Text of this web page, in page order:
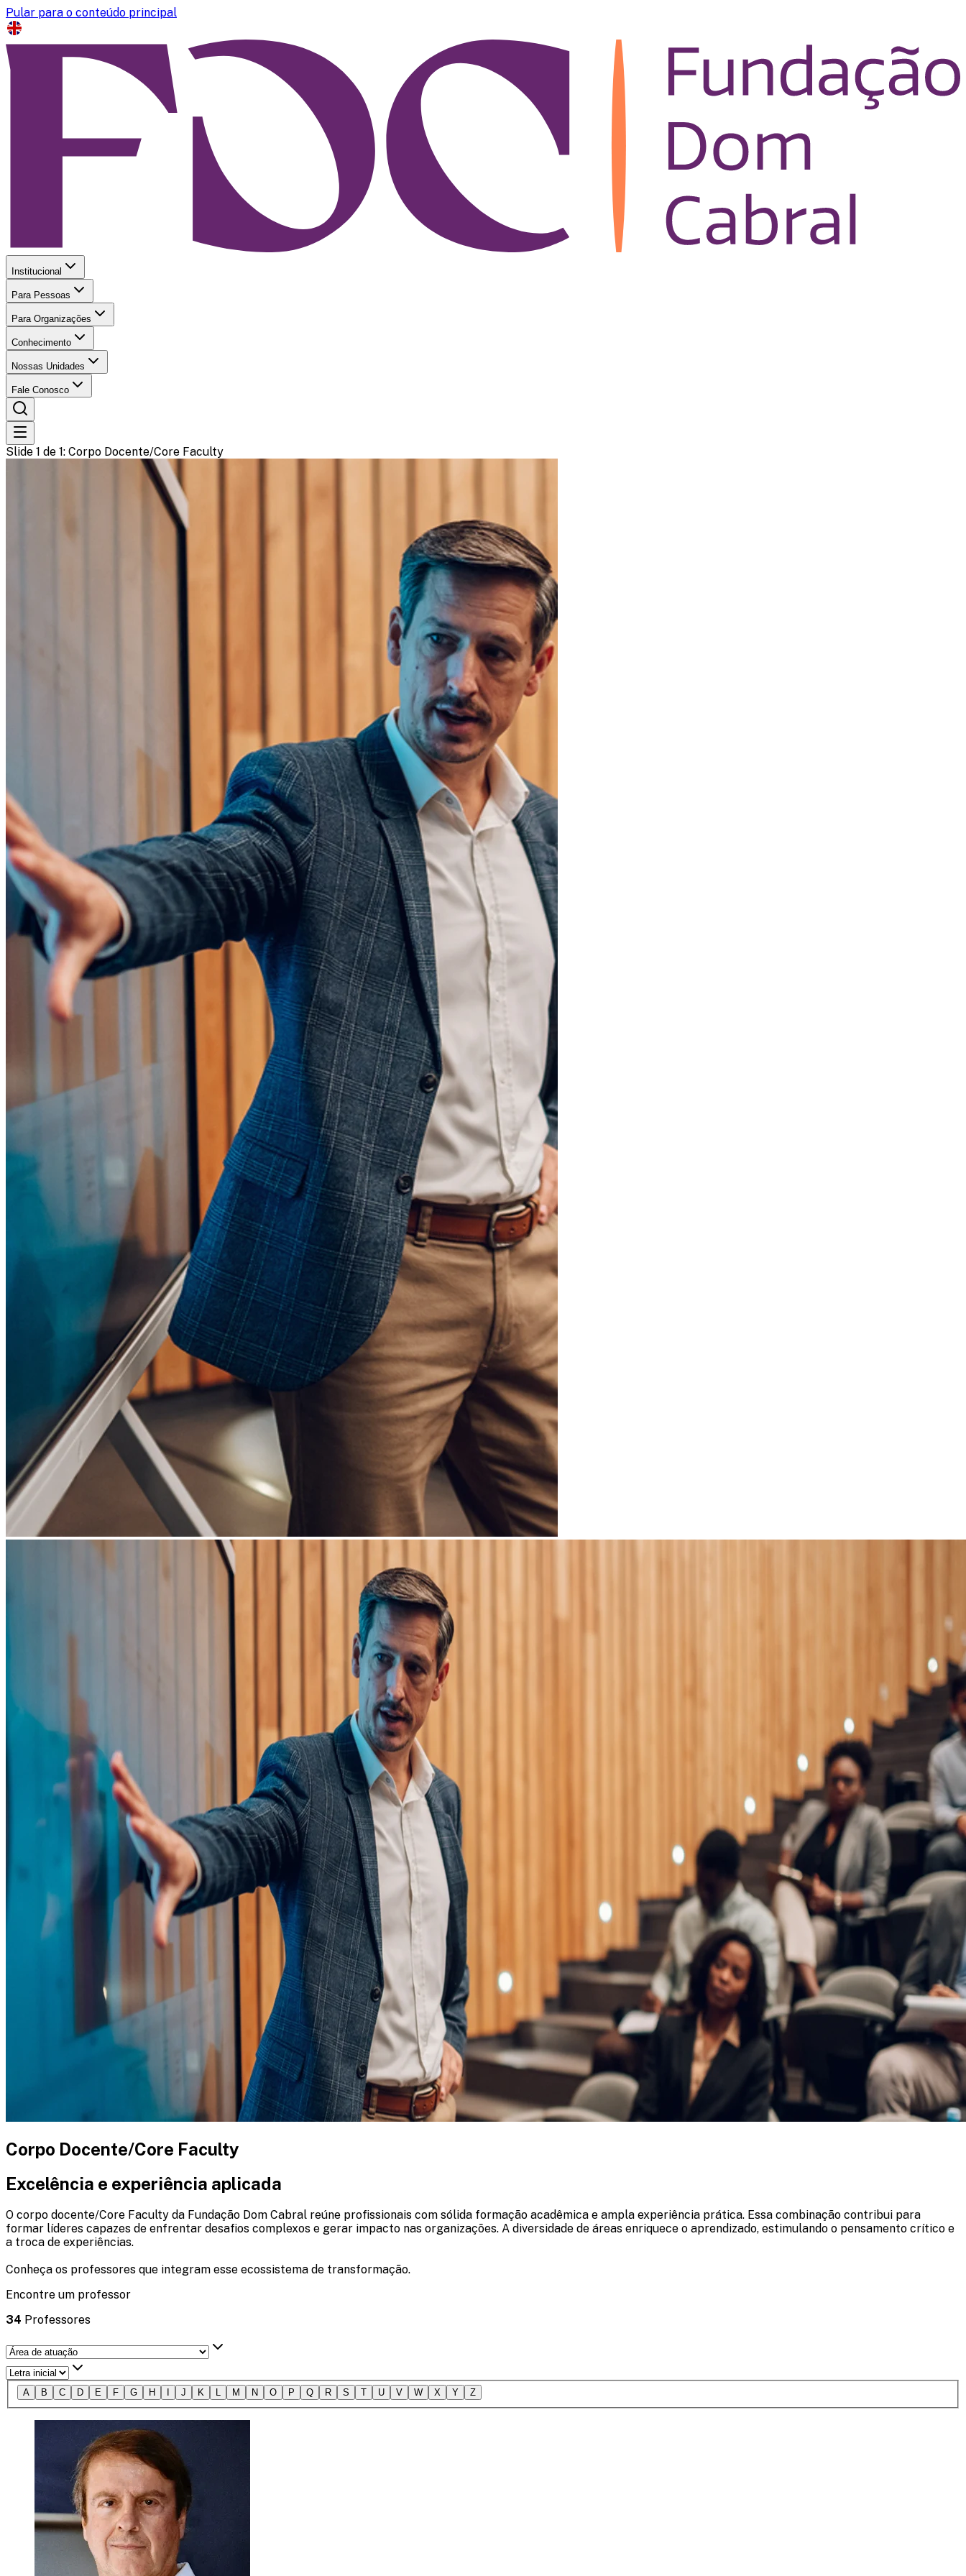
Pular para o conteúdo principal
Institucional
Para Pessoas
Para Organizações
Conhecimento
Nossas Unidades
Fale Conosco
Slide 1 de 1: Corpo Docente/Core Faculty
Corpo Docente/Core Faculty
Excelência e experiência aplicada
O corpo docente/Core Faculty da Fundação Dom Cabral reúne profissionais com sólida formação acadêmica e ampla experiência prática. Essa combinação contribui para
formar líderes capazes de enfrentar desafios complexos e gerar impacto nas organizações. A diversidade de áreas enriquece o aprendizado, estimulando o pensamento crítico e
a troca de experiências.
Conheça os professores que integram esse ecossistema de transformação.
Encontre um professor
34 Professores
A B C D E F G H J K L M N O P Q R S T U V W X Y Z